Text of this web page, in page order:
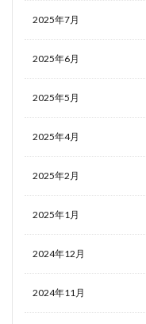
2025年7月
2025年6月
2025年5月
2025年4月
2025年2月
2025年1月
2024年12月
2024年11月